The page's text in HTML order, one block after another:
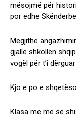
mësojmë për
por edhe
Megjithë
gjallë shkollën
vogël për t’i
Kjo e po e
Klasa me më së